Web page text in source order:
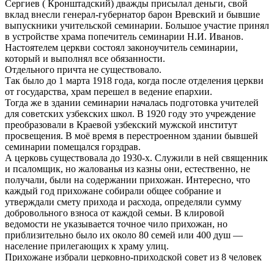
Сергиев ( Кронштадский) дважды присылал деньги, свой
вклад внесли генерал-губернатор барон Вревский и бывшие
выпускники учительской семинарии. Большое участие принял
в устройстве храма попечитель семинарии Н.И. Иванов.
Настоятелем церкви состоял законоучитель семинарии,
который и выполнял все обязанности.
Отдельного причта не существовало.
Так было до 1 марта 1918 года, когда после отделения церкви
от государства, храм перешел в ведение епархии.
Тогда же в здании семинарии началась подготовка учителей
для советских узбекских школ. В 1920 году это учреждение
преобразовали в Краевой узбекский мужской институт
просвещения. В моё время в перестроенном здании бывшей
семинарии помещался горздрав.
А церковь существовала до 1930-х. Служили в ней священник
и псаломщик, но жалованья из казны они, естественно, не
получали, были на содержании прихожан. Интересно, что
каждый год прихожане собирали общее собрание и
утверждали смету прихода и расхода, определяли сумму
добровольного взноса от каждой семьи. В клировой
ведомости не указывается точное чило прихожан, но
приблизительно было их около 80 семей или 400 душ —
население прилегающих к храму улиц.
Прихожане избрали церковно-приходской совет из 8 человек